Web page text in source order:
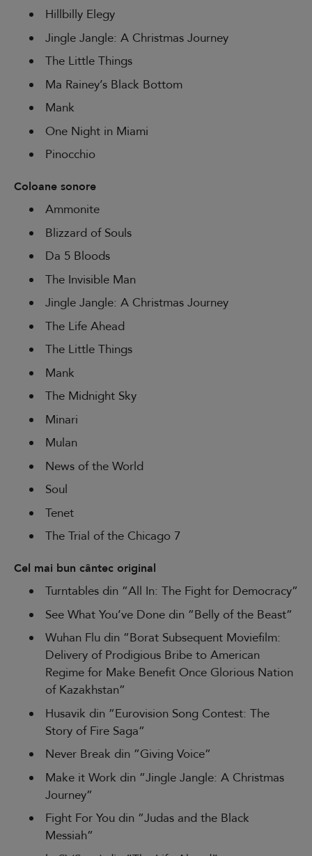
Hillbilly Elegy
Jingle Jangle: A Christmas Journey
The Little Things
Ma Rainey’s Black Bottom
Mank
One Night in Miami
Pinocchio
Coloane sonore
Ammonite
Blizzard of Souls
Da 5 Bloods
The Invisible Man
Jingle Jangle: A Christmas Journey
The Life Ahead
The Little Things
Mank
The Midnight Sky
Minari
Mulan
News of the World
Soul
Tenet
The Trial of the Chicago 7
Cel mai bun cântec original
Turntables din ”All In: The Fight for Democracy”
See What You’ve Done din ”Belly of the Beast”
Wuhan Flu din ”Borat Subsequent Moviefilm:
Delivery of Prodigious Bribe to American
Regime for Make Benefit Once Glorious Nation
of Kazakhstan”
Husavik din ”Eurovision Song Contest: The
Story of Fire Saga”
Never Break din ”Giving Voice”
Make it Work din ”Jingle Jangle: A Christmas
Journey”
Fight For You din ”Judas and the Black
Messiah”